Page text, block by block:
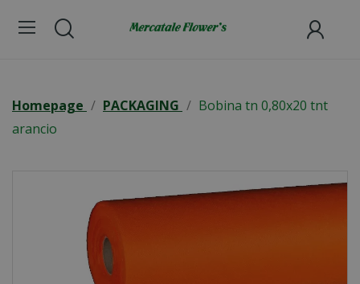
Homepage PACKAGING
Bobina tn 0,80x20 tnt
arancio